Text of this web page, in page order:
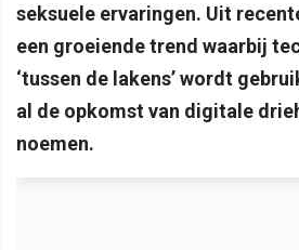
seksuele ervaringen. Uit
een groeiende trend waarbij
‘tussen de lakens’ wordt
al de opkomst van digitale
noemen.